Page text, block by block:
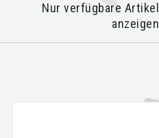
Nur verfügbare Artikel
anzeigen